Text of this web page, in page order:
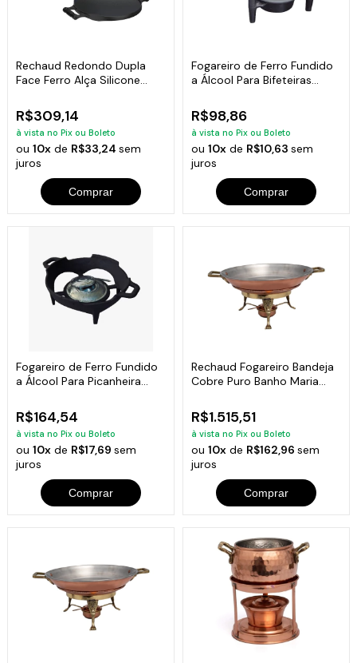
Rechaud Redondo Dupla
Face Ferro Alça Silicone
R$309,14
à vista no Pix ou Boleto
ou10x de R$33,24sem
juros
Comprar
Fogareiro de Ferro Fundido
a Álcool Para Bifeteiras
R$98,86
à vista no Pix ou Boleto
ou 10xde R$10,63 sem
juros
Comprar
Fogareiro de Ferro Fundido
a Álcool Para Picanheira
R$164,54
à vista no Pix ou Boleto
ou10x de R$17,69sem
juros
Comprar
Rechaud Fogareiro Bandeja
Cobre Puro Banho Maria
R$1.515,51
à vista no Pix ou Boleto
ou 10xde R$162,96 sem
juros
Comprar